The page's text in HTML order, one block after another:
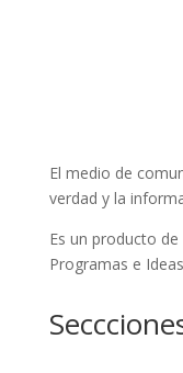
El medio de
verdad y la
Es un producto
Programas e